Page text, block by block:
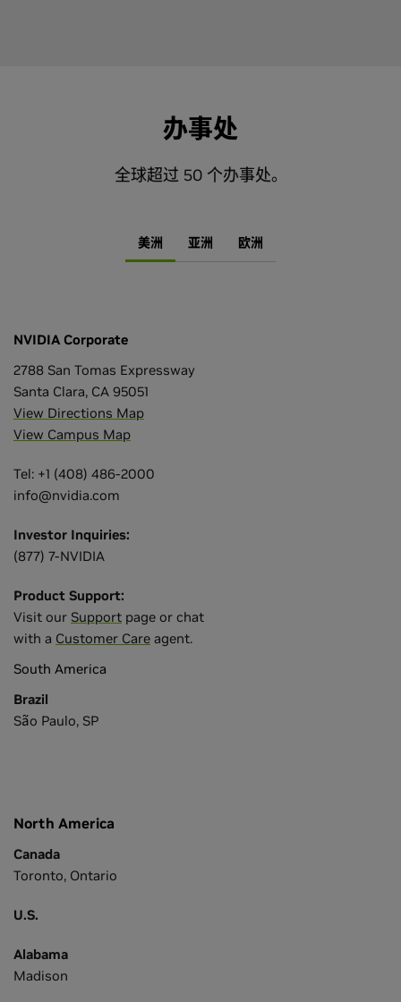
办事处
全球超过 50 个办事处。
美洲 亚洲 欧洲
NVIDIA Corporate
2788 San Tomas Expressway
Santa Clara, CA 95051
View Directions Map
View Campus Map
Tel: +1 (408) 486-2000
info@nvidia.com
Investor Inquiries:
(877) 7-NVIDIA
Product Support:
Visit our Support page or chat
with a Customer Care agent.
South America
Brazil
São Paulo, SP
North America
Canada
Toronto, Ontario
U.S.
Alabama
Madison